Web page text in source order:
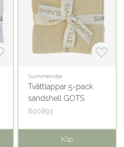
Summerville
Tvättlappar 5-pack
sandshell GOTS
600893
Köp